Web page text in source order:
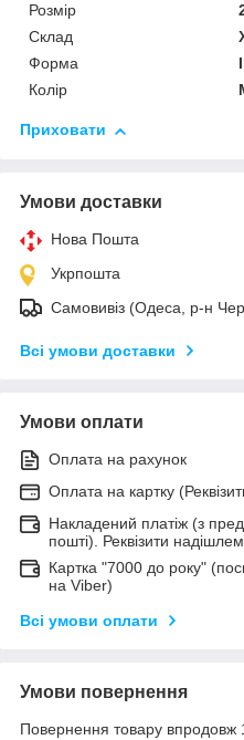
Розмір
Склад
Форма
Колір
Приховати
Умови доставки
Нова Пошта
Укрпошта
Самовивіз (Одеса, р-н
Всі умови доставки
Умови оплати
Оплата на рахунок
Оплата на картку
Накладений платіж (з
пошті). Реквізити
Картка "7000 до року"
на Viber)
Всі умови оплати
Умови повернення
Повернення товару впродовж